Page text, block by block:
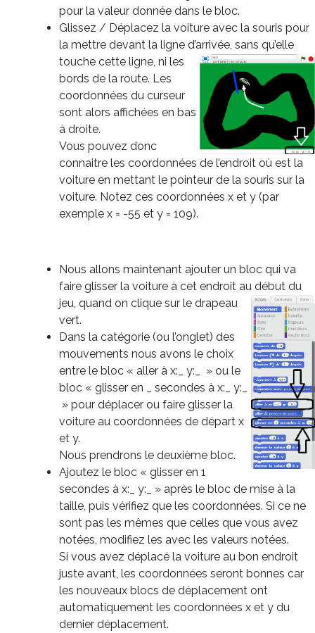
pour la valeur donnée dans le bloc.
Glissez / Déplacez la voiture avec la souris pour
la mettre devant la ligne d’arrivée, sans qu’elle
touche cette ligne, ni les
bords de la route. Les
coordonnées du curseur
sont alors affichées en bas
à droite.
Vous pouvez donc
connaitre les coordonnées de l’endroit où est la
voiture en mettant le pointeur de la souris sur la
voiture. Notez ces coordonnées x et y (par
exemple x = -55 et y = 109).
Nous allons maintenant ajouter un bloc qui va
faire glisser la voiture à cet endroit au début du
jeu, quand on clique sur le drapeau
vert.
Dans la catégorie (ou l’onglet) des
mouvements nous avons le choix
entre le bloc « aller à x:_ y:_ » ou le
bloc « glisser en _ secondes à x:_ y:_
» pour déplacer ou faire glisser la
voiture au coordonnées de départ x
et y.
Nous prendrons le deuxième bloc.
Ajoutez le bloc « glisser en 1
secondes à x:_ y:_ » après le bloc de mise à la
taille, puis vérifiez que les coordonnées. Si ce ne
sont pas les mêmes que celles que vous avez
notées, modifiez les avec les valeurs notées.
Si vous avez déplacé la voiture au bon endroit
juste avant, les coordonnées seront bonnes car
les nouveaux blocs de déplacement ont
automatiquement les coordonnées x et y du
dernier déplacement.